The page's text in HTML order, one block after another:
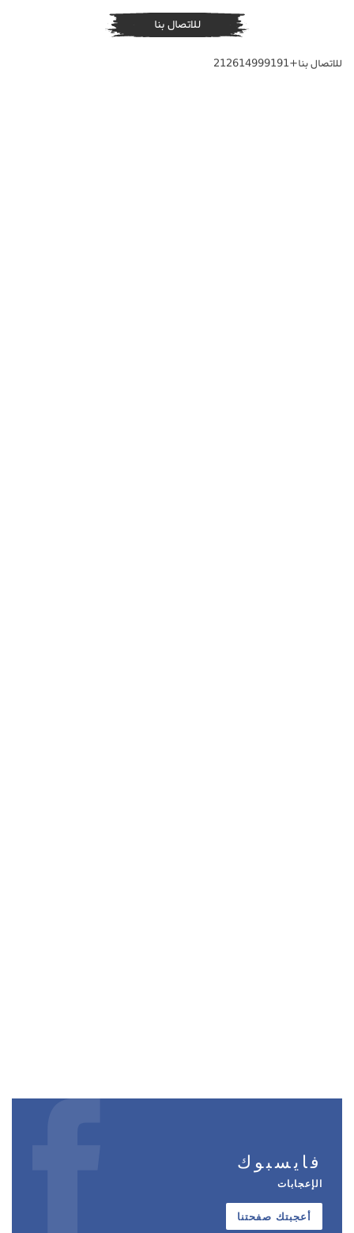
للاتصال بنا
للاتصال بنا+212614999191
فايسبوك
الإعجابات
أعجبتك صفحتنا